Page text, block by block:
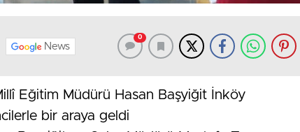
News
0
Eğitim Müdürü Hasan Başyiğit İnköy
bir araya geldi